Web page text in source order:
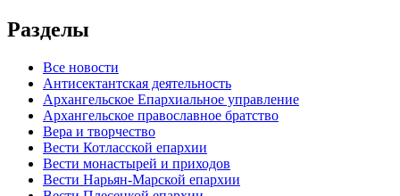
Разделы
Все новости
Антисектантская деятельность
Архангельское Епархиальное управление
Архангельское православное братство
Вера и творчество
Вести Котласской епархии
Вести монастырей и приходов
Вести Нарьян-Марской епархии